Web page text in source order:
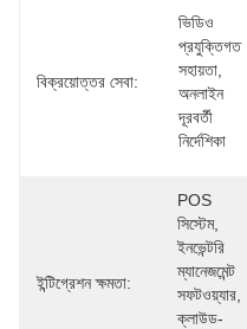
বিক্রয়োত্তর সেবা:
ভিডিও
প্রযুক্তিগত
সহায়তা,
অনলাইন
দূরবর্তী
নির্দেশিকা
ইন্টিগ্রেশন ক্ষমতা:
POS
সিস্টেম,
ইনভেন্টরি
ম্যানেজমেন্ট
সফটওয়্যার,
ক্লাউড-